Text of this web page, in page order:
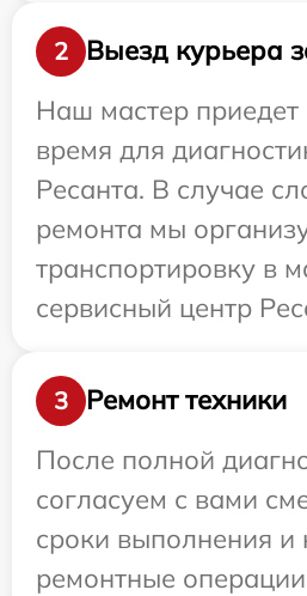
2
Выезд курьера
Наш мастер приедет
время для
Ресанта. В случае
ремонта мы
транспортировку в
сервисный центр
3
Ремонт техники
После полной
согласуем с вами
сроки выполнения и
ремонтные